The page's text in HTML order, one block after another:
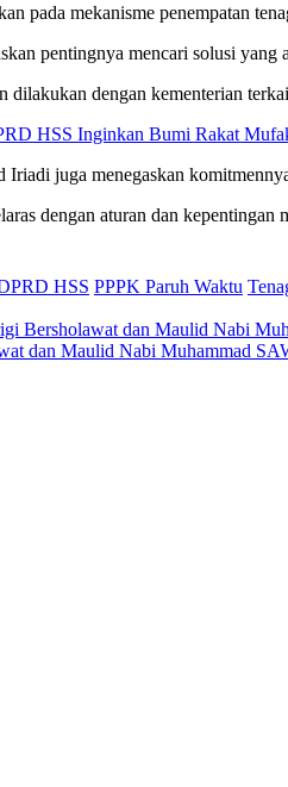
pada mekanisme penempatan
pentingnya mencari solusi
dengan kementerian
HSS Inginkan Bumi Rakat
juga menegaskan
dengan aturan dan
HSS PPPK Paruh Waktu
dan Maulid Nabi Muhammad